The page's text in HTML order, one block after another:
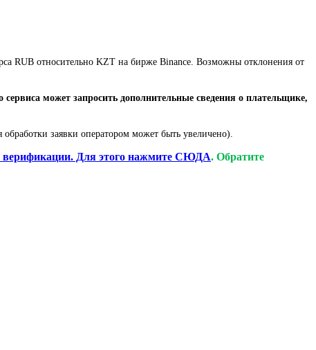
RUB относительно KZT на бирже Binance. Возможны отклонения от
может запросить дополнительные сведения о плательщике,
заявки оператором может быть увеличено).
верификации. Для этого нажмите СЮДА. Обратите